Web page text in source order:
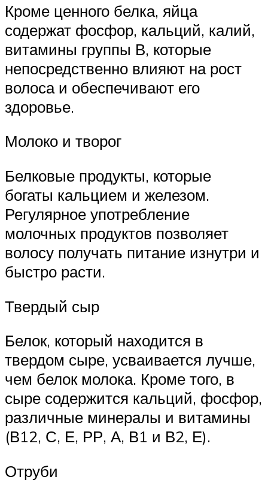
Кроме ценного белка, яйца
содержат фосфор, кальций, калий,
витамины группы В, которые
непосредственно влияют на рост
волоса и обеспечивают его
здоровье.
Молоко и творог
Белковые продукты, которые
богаты кальцием и железом.
Регулярное употребление
молочных продуктов позволяет
волосу получать питание изнутри и
быстро расти.
Твердый сыр
Белок, который находится в
твердом сыре, усваивается лучше,
чем белок молока. Кроме того, в
сыре содержится кальций, фосфор,
различные минералы и витамины
(В12, С, Е, РР, А, В1 и В2, Е).
Отруби